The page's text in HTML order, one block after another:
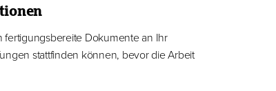
fertigungsbereite Dokumente an Ihr
stattfinden können, bevor die Arbeit